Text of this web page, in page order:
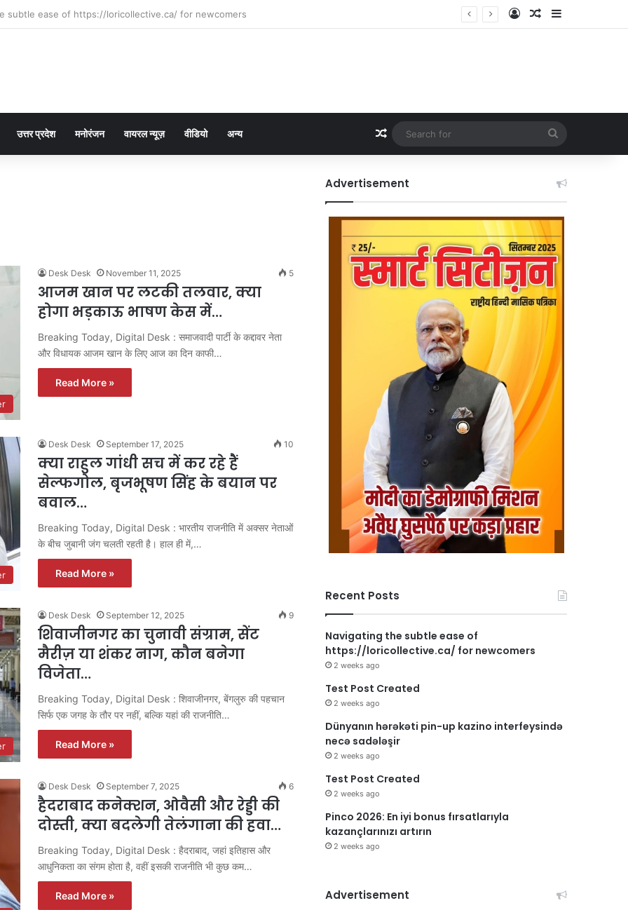
Log InRandom Article
Sidebar
उत्तर प्रदेश मनोरंजन वायरल न्यूज़ वीडियो अन्य Random Article
for
Desk Desk November 11, 2025 5
आजम खान पर लटकी तलवार, क्या
होगा भड़काऊ भाषण केस में…
Breaking Today, Digital Desk : समाजवादी पार्टी के कद्दावर नेता
और विधायक आजम खान के लिए आज का दिन काफी…
Read More »
Desk Desk September 17, 2025 10
क्या राहुल गांधी सच में कर रहे हैं
सेल्फगोल, बृजभूषण सिंह के बयान पर
बवाल…
Breaking Today, Digital Desk : भारतीय राजनीति में अक्सर नेताओं
के बीच जुबानी जंग चलती रहती है। हाल ही में,…
Read More »
Desk Desk September 12, 2025 9
शिवाजीनगर का चुनावी संग्राम, सेंट
मैरीज़ या शंकर नाग, कौन बनेगा
विजेता…
Breaking Today, Digital Desk : शिवाजीनगर, बेंगलुरु की पहचान
सिर्फ एक जगह के तौर पर नहीं, बल्कि यहां की राजनीति…
Read More »
Desk Desk September 7, 2025 6
हैदराबाद कनेक्शन, ओवैसी और रेड्डी की
दोस्ती, क्या बदलेगी तेलंगाना की हवा…
Breaking Today, Digital Desk : हैदराबाद, जहां इतिहास और
आधुनिकता का संगम होता है, वहीं इसकी राजनीति भी कुछ कम…
Read More »
Advertisement
Recent Posts
Navigating the subtle ease of
https://loricollective.ca/ for newcomers
2 weeks ago
Test Post Created
2 weeks ago
Dünyanın hərəkəti pin-up kazino interfeysində
necə sadələşir
2 weeks ago
Test Post Created
2 weeks ago
Pinco 2026: En iyi bonus fırsatlarıyla
kazançlarınızı artırın
2 weeks ago
Advertisement